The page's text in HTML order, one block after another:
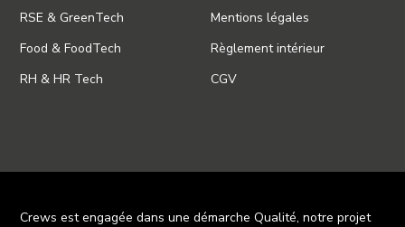
RSE & GreenTech
Food & FoodTech
RH & HR Tech
Mentions légales
Règlement intérieur
CGV
Crews est engagée dans une démarche Qualité, notre projet